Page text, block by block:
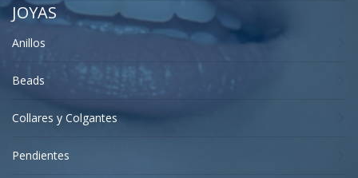
JOYAS
Anillos
Beads
Collares y Colgantes
Pendientes